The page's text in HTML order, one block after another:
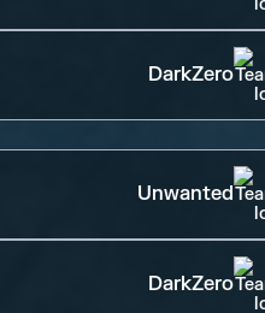
DarkZero
Unwanted
DarkZero